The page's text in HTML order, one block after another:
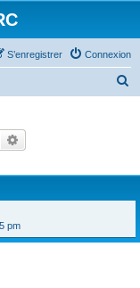
Connexion
S’enregistrer
Rechercher
pm